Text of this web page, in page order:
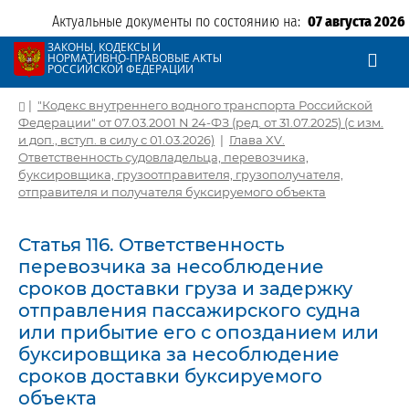
Актуальные документы по состоянию на: 07 августа 2026
ЗАКОНЫ, КОДЕКСЫ И
НОРМАТИВНО-ПРАВОВЫЕ АКТЫ
РОССИЙСКОЙ ФЕДЕРАЦИИ
| "Кодекс внутреннего водного транспорта Российской
Федерации" от 07.03.2001 N 24-ФЗ (ред. от 31.07.2025) (с изм.
и доп., вступ. в силу с 01.03.2026) | Глава XV.
Ответственность судовладельца, перевозчика,
буксировщика, грузоотправителя, грузополучателя,
отправителя и получателя буксируемого объекта
Статья 116. Ответственность
перевозчика за несоблюдение
сроков доставки груза и задержку
отправления пассажирского судна
или прибытие его с опозданием или
буксировщика за несоблюдение
сроков доставки буксируемого
объекта